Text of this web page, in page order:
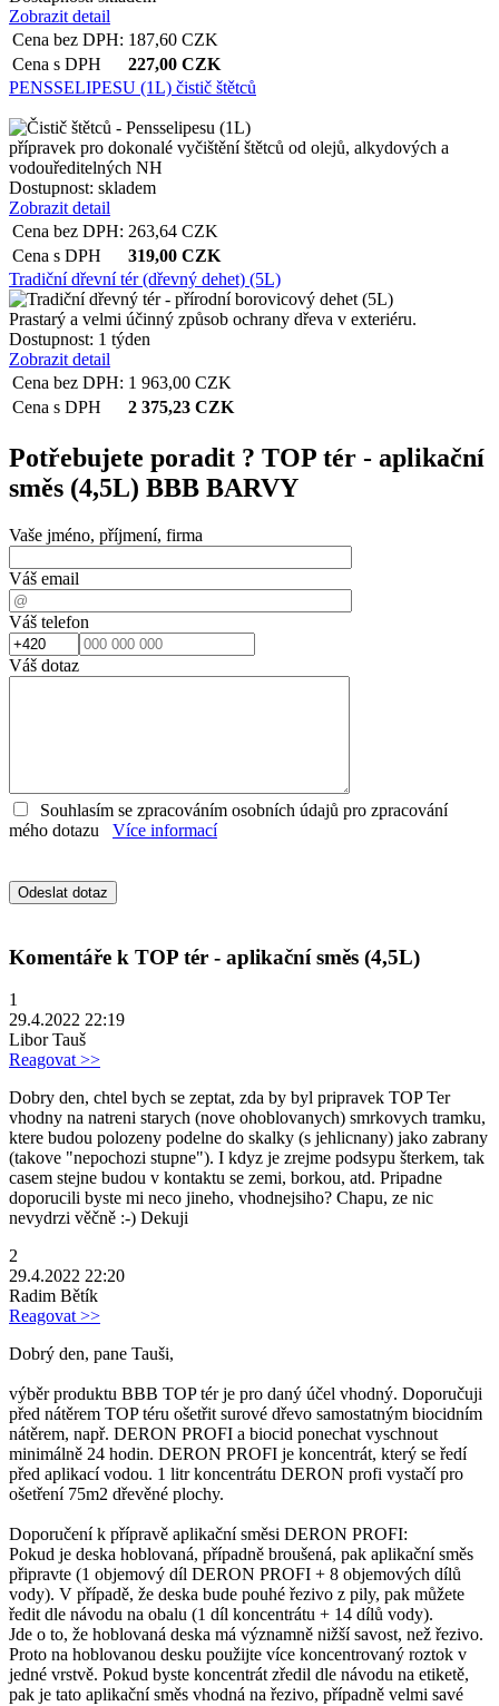
Zobrazit detail
Cena bez DPH: 187,60 CZK
Cena s DPH
227,00 CZK
PENSSELIPESU (1L) čistič štětců
přípravek pro dokonalé vyčištění štětců od olejů, alkydových a
vodouředitelných NH
Dostupnost: skladem
Zobrazit detail
Cena bez DPH: 263,64 CZK
Cena s DPH
319,00 CZK
Tradiční dřevní tér (dřevný dehet) (5L)
Prastarý a velmi účinný způsob ochrany dřeva v exteriéru.
Dostupnost: 1 týden
Zobrazit detail
Cena bez DPH: 1 963,00 CZK
Cena s DPH
2 375,23 CZK
Potřebujete poradit ? TOP tér - aplikační
směs (4,5L) BBB BARVY
Vaše jméno, příjmení, firma
Váš email
Váš telefon
Váš dotaz
Souhlasím se zpracováním osobních údajů pro zpracování
mého dotazu
Více informací
Komentáře k TOP tér - aplikační směs (4,5L)
1
29.4.2022 22:19
Libor Tauš
Reagovat >>
Dobry den, chtel bych se zeptat, zda by byl pripravek TOP Ter
vhodny na natreni starych (nove ohoblovanych) smrkovych tramku,
ktere budou polozeny podelne do skalky (s jehlicnany) jako zabrany
(takove "nepochozi stupne"). I kdyz je zrejme podsypu šterkem, tak
casem stejne budou v kontaktu se zemi, borkou, atd. Pripadne
doporucili byste mi neco jineho, vhodnejsiho? Chapu, ze nic
nevydrzi věčně :-) Dekuji
2
29.4.2022 22:20
Radim Bětík
Reagovat >>
Dobrý den, pane Tauši,
výběr produktu BBB TOP tér je pro daný účel vhodný. Doporučuji
před nátěrem TOP téru ošetřit surové dřevo samostatným biocidním
nátěrem, např. DERON PROFI a biocid ponechat vyschnout
minimálně 24 hodin. DERON PROFI je koncentrát, který se ředí
před aplikací vodou. 1 litr koncentrátu DERON profi vystačí pro
ošetření 75m2 dřevěné plochy.
Doporučení k přípravě aplikační směsi DERON PROFI:
Pokud je deska hoblovaná, případně broušená, pak aplikační směs
připravte (1 objemový díl DERON PROFI + 8 objemových dílů
vody). V případě, že deska bude pouhé řezivo z pily, pak můžete
ředit dle návodu na obalu (1 díl koncentrátu + 14 dílů vody).
Jde o to, že hoblovaná deska má významně nižší savost, než řezivo.
Proto na hoblovanou desku použijte více koncentrovaný roztok v
jedné vrstvě. Pokud byste koncentrát zředil dle návodu na etiketě,
pak je tato aplikační směs vhodná na řezivo, případně velmi savé